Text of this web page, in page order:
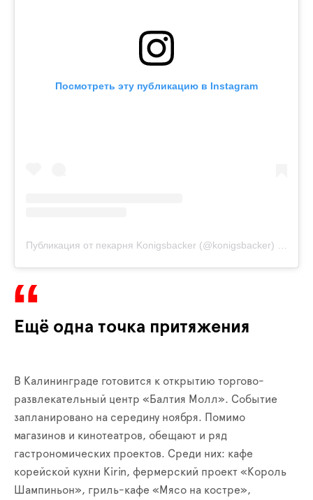
Посмотреть эту публикацию в Instagram
Публикация от пекарня Konigsbacker (@konigsbacker) 16 Окт
Ещё одна точка притяжения
В Калининграде готовится к открытию торгово-
развлекательный центр «Балтия Молл». Событие
запланировано на середину ноября. Помимо
магазинов и кинотеатров, обещают и ряд
гастрономических проектов. Среди них: кафе
корейской кухни Kirin, фермерский проект «Король
Шампиньон», гриль-кафе «Мясо на костре»,